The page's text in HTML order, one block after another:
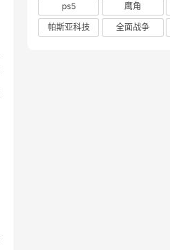
ps5
鹰角
帕斯亚科技
全面战争